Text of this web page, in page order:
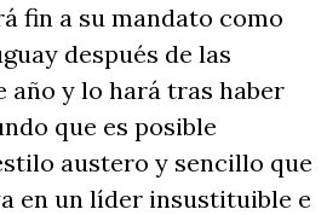
fin a su mandato como
después de las
año y lo hará tras haber
que es posible
austero y sencillo que
en un líder insustituible e